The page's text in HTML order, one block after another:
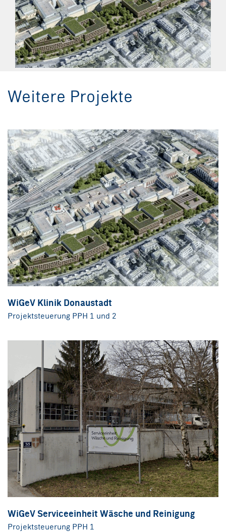
Weitere Projekte
WiGeV Klinik Donaustadt
Projektsteuerung PPH 1 und 2
WiGeV Serviceeinheit Wäsche und Reinigung
Projektsteuerung PPH 1